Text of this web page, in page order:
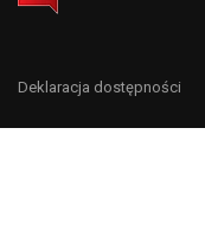
Deklaracja dostępności